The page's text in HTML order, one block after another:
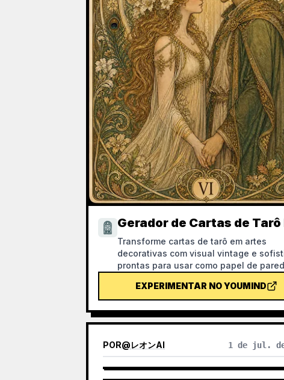
Gerador de Cartas de Tarô
Transforme cartas de tarô em artes
decorativas com visual vintage e
prontas para usar como papel de
(como mitologia nórdica ou um IP de
anime/jogo) ou quais cartas deseja
gera imagens de tarô com estilo coeso
significados delicados. Suporta o
ou algumas escolhidas. As imagens
artificial de IA. Também pode ser
EXPERIMENTAR NO YOUMIND
POR@レオンAI 1 de jul.